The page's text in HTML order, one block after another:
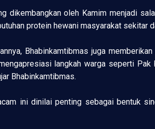
dikembangkan oleh Kamim menjadi
protein hewani masyarakat sekitar
Bhabinkamtibmas juga
langkah warga seperti
Bhabinkamtibmas.
ini dinilai penting sebagai bentuk